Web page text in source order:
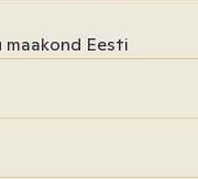
maakond Eesti